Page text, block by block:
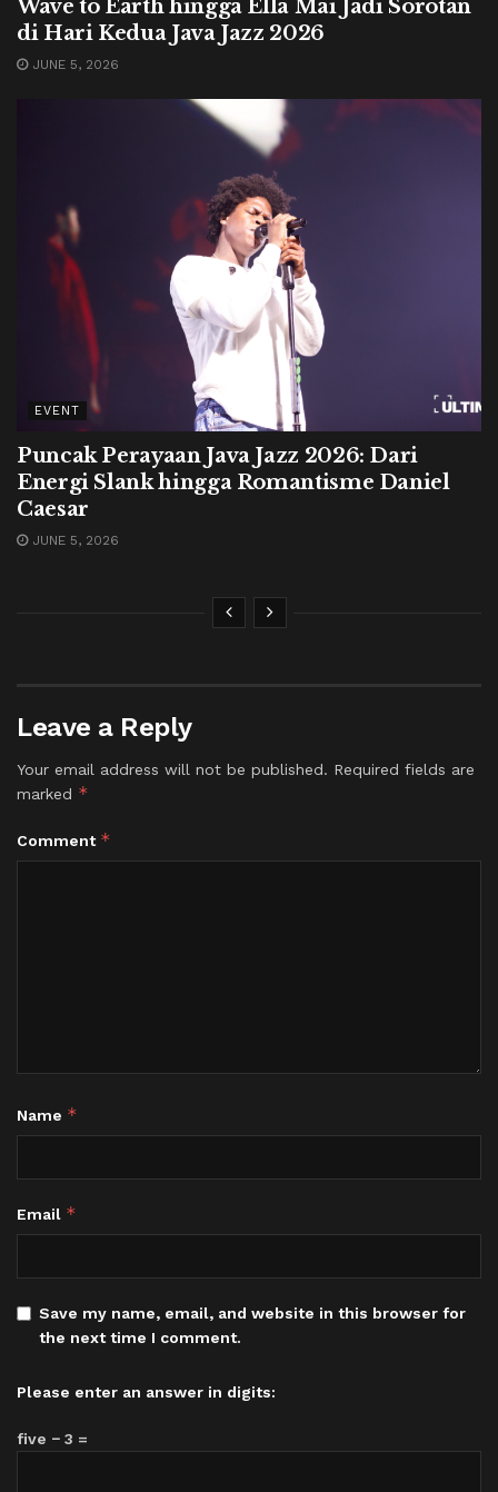
Wave to Earth hingga Ella Mai Jadi Sorotan
di Hari Kedua Java Jazz 2026
JUNE 5, 2026
EVENT
Puncak Perayaan Java Jazz 2026: Dari
Energi Slank hingga Romantisme Daniel
Caesar
JUNE 5, 2026
Leave a Reply
Your email address will not be published. Required fields are
marked *
Comment *
Name *
Email *
Save my name, email, and website in this browser for
the next time I comment.
Please enter an answer in digits:
five − 3 =